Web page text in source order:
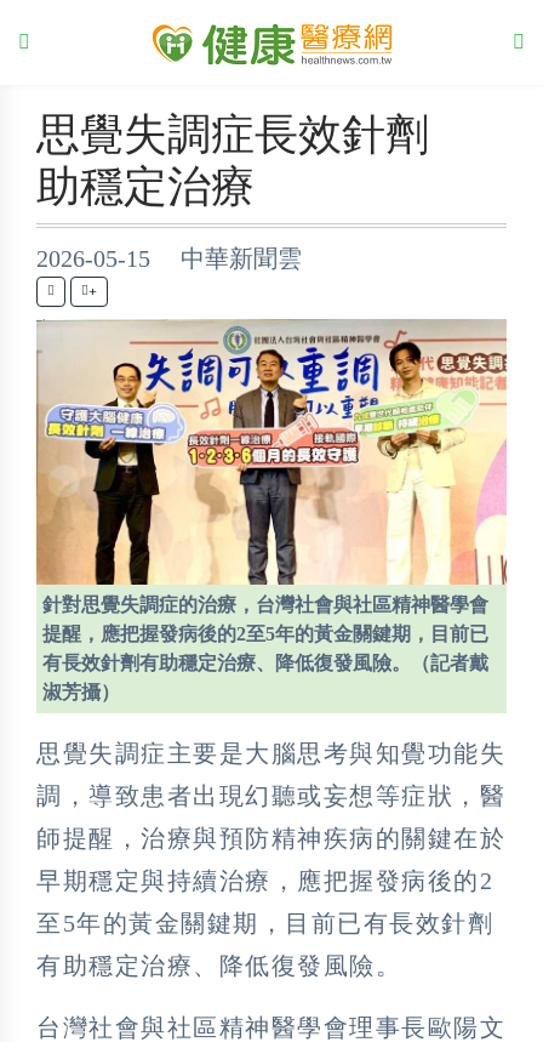
思覺失調症長效針劑
助穩定治療
2026-05-15 中華新聞雲
+
針對思覺失調症的治療，台灣社會與社區精神醫學會
提醒，應把握發病後的2至5年的黃金關鍵期，目前已
有長效針劑有助穩定治療、降低復發風險。（記者戴
淑芳攝）
思覺失調症主要是大腦思考與知覺功能失
調，導致患者出現幻聽或妄想等症狀，醫
師提醒，治療與預防精神疾病的關鍵在於
早期穩定與持續治療，應把握發病後的2
至5年的黃金關鍵期，目前已有長效針劑
有助穩定治療、降低復發風險。
台灣社會與社區精神醫學會理事長歐陽文